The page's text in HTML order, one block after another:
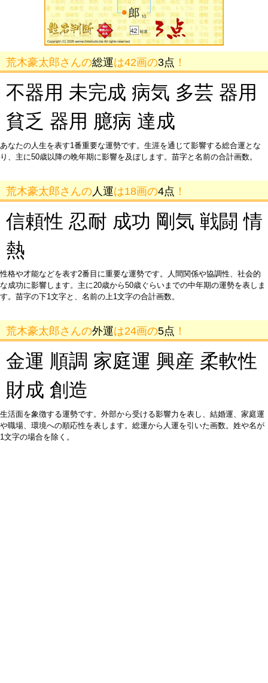
荒木豪太郎さんの総運は42画の3点 ！
不器用 未完成 病気 多芸 器用
貧乏 器用 臆病 達成
あなたの人生を表す1番重要な運勢です。生涯を通じて影響する総合運とな
り、主に50歳以降の晩年期に影響を及ぼします。苗字と名前の合計画数。
荒木豪太郎さんの 人運は18画の4点 ！
信頼性 忍耐 成功 剛気 戦闘 情
熱
性格や才能などを表す2番目に重要な運勢です。人間関係や協調性、社会的
な成功に影響します。主に20歳から50歳ぐらいまでの中年期の運勢を表しま
す。苗字の下1文字と、名前の上1文字の合計画数。
荒木豪太郎さんの外運は24画の5点 ！
金運 順調 家庭運 興産 柔軟性
財成 創造
生活面を象徴する運勢です。外部から受ける影響力を表し、結婚運、家庭運
や職場、環境への順応性を表します。総運から人運を引いた画数。姓や名が
1文字の場合を除く。